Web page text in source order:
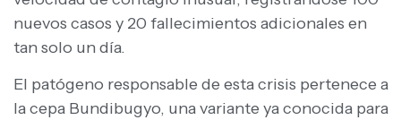
nuevos casos y 20 fallecimientos adicionales en
tan solo un día.
El patógeno responsable de esta crisis pertenece a
la cepa Bundibugyo, una variante ya conocida para